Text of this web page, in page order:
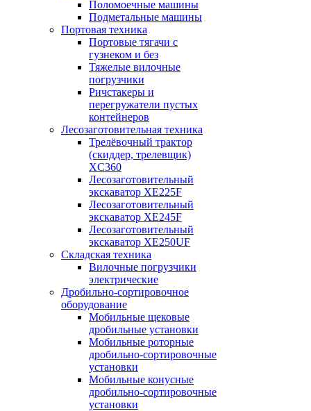
Поломоечные машины
Подметальные машины
Портовая техника
Портовые тягачи с
гузнеком и без
Тяжелые вилочные
погрузчики
Ричстакеры и
перегружатели пустых
контейнеров
Лесозаготовительная техника
Трелёвочный трактор
(скиддер, трелевщик)
XC360
Лесозаготовительный
экскаватор XE225F
Лесозаготовительный
экскаватор XE245F
Лесозаготовительный
экскаватор XE250UF
Складская техника
Вилочные погрузчики
электрические
Дробильно-сортировочное
оборудование
Мобильные щековые
дробильные установки
Мобильные роторные
дробильно-сортировочные
установки
Мобильные конусные
дробильно-сортировочные
установки